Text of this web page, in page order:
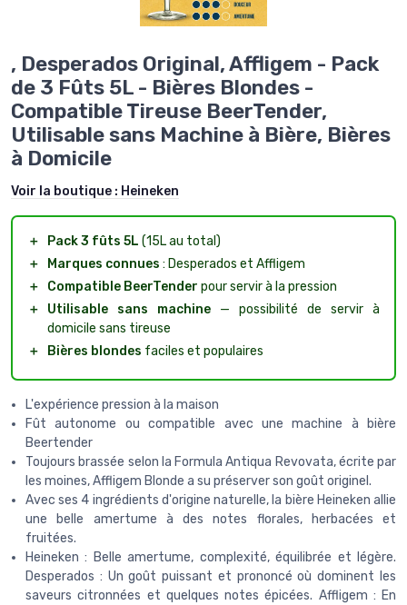
, Desperados Original, Affligem - Pack
de 3 Fûts 5L - Bières Blondes -
Compatible Tireuse BeerTender,
Utilisable sans Machine à Bière, Bières
à Domicile
Voir la boutique : Heineken
＋ Pack 3 fûts 5L (15L au total)
＋
Marques connues : Desperados et Affligem
＋
Compatible BeerTender pour servir à la pression
＋
Utilisable sans machine — possibilité de servir à
domicile sans tireuse
＋
Bières blondes faciles et populaires
L'expérience pression à la maison
Fût autonome ou compatible avec une machine à bière
Beertender
Toujours brassée selon la Formula Antiqua Revovata, écrite par
les moines, Affligem Blonde a su préserver son goût originel.
Avec ses 4 ingrédients d'origine naturelle, la bière Heineken allie
une belle amertume à des notes florales, herbacées et
fruitées.
Heineken : Belle amertume, complexité, équilibrée et légère.
Desperados : Un goût puissant et prononcé où dominent les
saveurs citronnées et quelques notes épicées. Affligem : En